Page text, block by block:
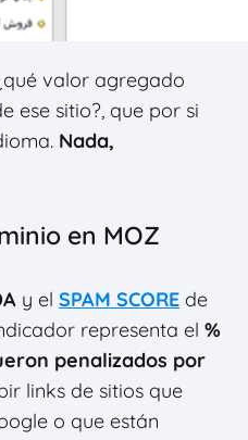
valor agregado
ese sitio?, que por si
Nada,
en MOZ
y el SPAM SCORE de
representa el %
penalizados por
links de sitios que
o que están